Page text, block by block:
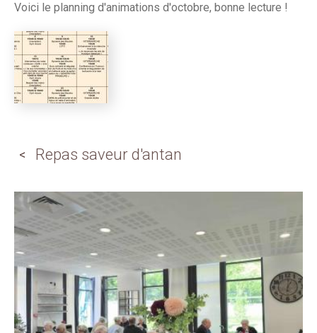
Voici le planning d'animations d'octobre, bonne lecture !
Repas saveur d'antan